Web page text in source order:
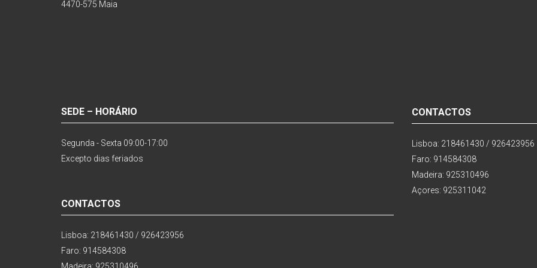
4470-575 Maia
SEDE – HORÁRIO
Segunda - Sexta 09:00-17:00
Excepto dias feriados
CONTACTOS
Lisboa: 218461430 / 926423956
Faro: 914584308
CONTACTOS
Lisboa: 218461430 / 926423956
Faro: 914584308
Madeira: 925310496
Açores: 925311042